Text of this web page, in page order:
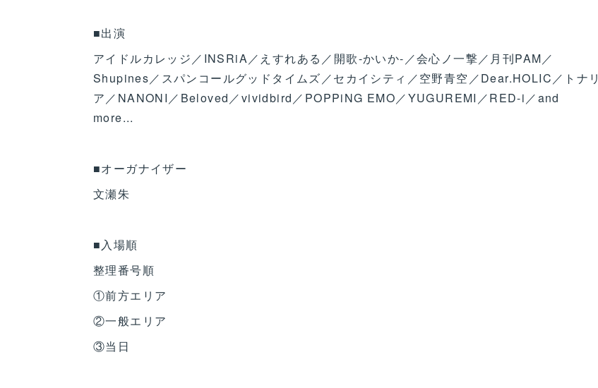
■出演
アイドルカレッジ／INSRiA／えすれある／開歌-かいか-／会心ノ一撃／月刊PAM／
Shupines／スパンコールグッドタイムズ／セカイシティ／空野青空／Dear.HOLIC／トナリ
ア／NANONI／Beloved／vividbird／POPPiNG EMO／YUGUREMI／RED-i／and
more...
■オーガナイザー
文瀬朱
■入場順
整理番号順
①前方エリア
②一般エリア
③当日